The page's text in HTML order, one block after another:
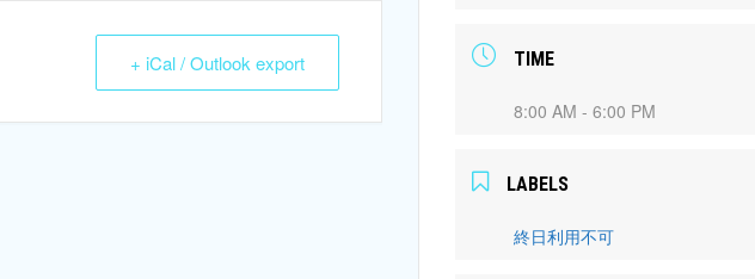
+ iCal / Outlook export TIME
8:00 AM - 6:00 PM
LABELS
終日利用不可